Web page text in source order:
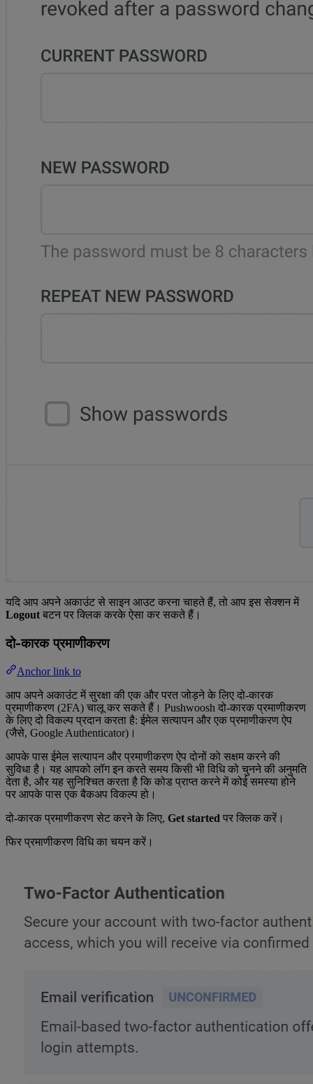
यदि आप अपने अकाउंट से साइन आउट करना चाहते हैं, तो आप इस सेक्शन में
Logout बटन पर क्लिक करके ऐसा कर सकते हैं।
दो-कारक प्रमाणीकरण
Anchor link to
आप अपने अकाउंट में सुरक्षा की एक और परत जोड़ने के लिए दो-कारक
प्रमाणीकरण (2FA) चालू कर सकते हैं। Pushwoosh दो-कारक प्रमाणीकरण
के लिए दो विकल्प प्रदान करता है: ईमेल सत्यापन और एक प्रमाणीकरण ऐप
(जैसे, Google Authenticator)।
आपके पास ईमेल सत्यापन और प्रमाणीकरण ऐप दोनों को सक्षम करने की
सुविधा है। यह आपको लॉग इन करते समय किसी भी विधि को चुनने की अनुमति
देता है, और यह सुनिश्चित करता है कि कोड प्राप्त करने में कोई समस्या होने
पर आपके पास एक बैकअप विकल्प हो।
दो-कारक प्रमाणीकरण सेट करने के लिए, Get started पर क्लिक करें।
फिर प्रमाणीकरण विधि का चयन करें।